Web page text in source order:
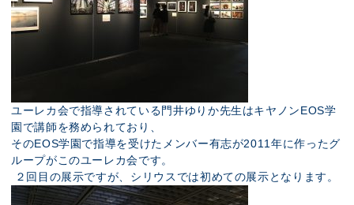
ユーレカ会で指導されている門井ゆりか先生はキヤノンEOS学
園 で講師を務められており、
そのEOS学園で指導を受けたメンバー有志が2011年に作ったグ
ループがこのユーレカ会です。
２ 回目の展示ですが、シリウスでは初めての展示となります。